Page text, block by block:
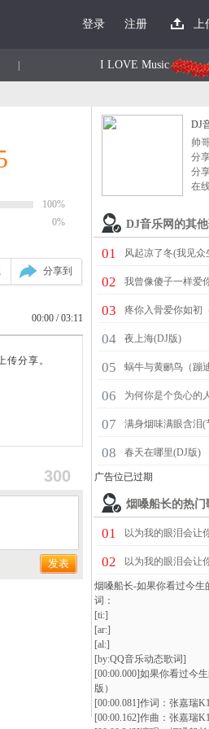
登录 注册 上
I LOVE Music
100%
0%
分享到
00:00 /03:11
传分享。
DJ
帅
分
分
在
DJ音乐网的其
01
风起凉了冬(我见众
02 我曾像傻子一样爱
03
疼你入骨爱你如初
04 夜上海(DJ版)
05 蜗牛与黄鹂鸟（蹦
06 为何你是个负心的
07 满身烟味满眼含泪(
08 春天在哪里(DJ版)
广告位已过期
烟嗓船长的热门
01
以为我的眼泪会让
02
以为我的眼泪会让
律动版)